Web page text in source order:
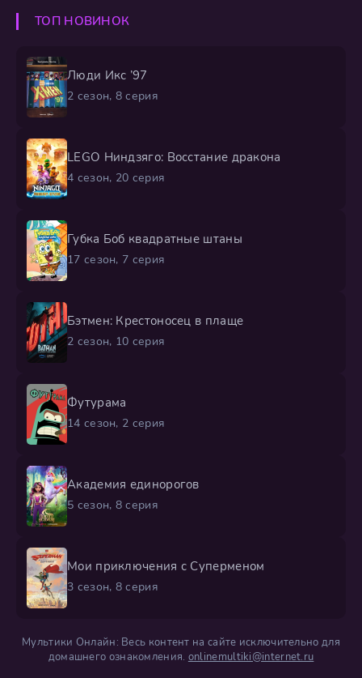
использует для расследований. Под маской
невзрачного первоклассника Конан применяет
ТОП НОВИНОК
Люди Икс ’97
2 сезон, 8 серия
LEGO Ниндзяго: Восстание дракона
4 сезон, 20 серия
Губка Боб квадратные штаны
17 сезон, 7 серия
Бэтмен: Крестоносец в плаще
2 сезон, 10 серия
Футурама
14 сезон, 2 серия
Академия единорогов
5 сезон, 8 серия
Мои приключения с Суперменом
3 сезон, 8 серия
Мультики Онлайн: Весь контент на сайте исключительно для
домашнего ознакомления. onlinemultiki@internet.ru